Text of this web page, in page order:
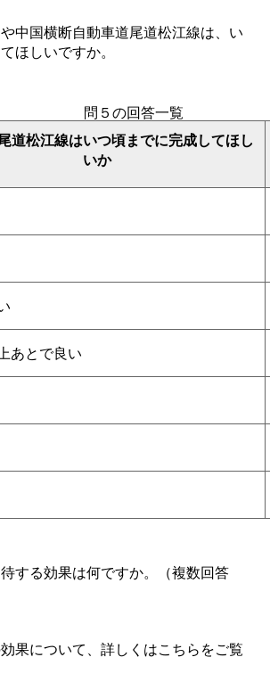
中国横断自動車道尾道松江線は、い
ほしいですか。
問５の回答一覧
道松江線はいつ頃までに完成してほし
いか
あとで良い
する効果は何ですか。（複数回答
効果について、詳しくはこちらをご覧